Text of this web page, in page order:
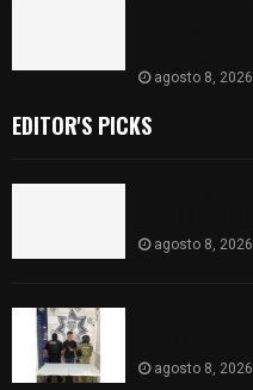
agosto 8, 2026
EDITOR'S PICKS
agosto 8, 2026
agosto 8, 2026